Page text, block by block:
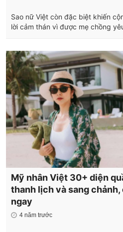
Sao nữ Việt còn đặc biệt khiến
lời cảm thán vì được mẹ chồng
Mỹ nhân Việt 30+ diện
thanh lịch và sang
ngay
4 năm trước